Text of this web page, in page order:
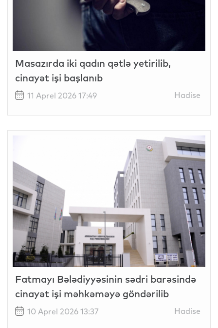
Masazırda iki qadın qətlə yetirilib,
cinayət işi başlanıb
11 Aprel 2026 17:49 Hadise
Fatmayı Bələdiyyəsinin sədri barəsində
cinayət işi məhkəməyə göndərilib
10 Aprel 2026 13:37 Hadise